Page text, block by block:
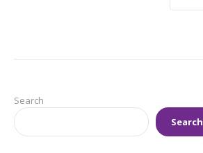
Search
Search